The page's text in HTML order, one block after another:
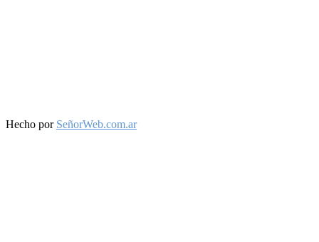
Facebook
Twitter
Instagram
Youtube
Hecho por SeñorWeb.com.ar